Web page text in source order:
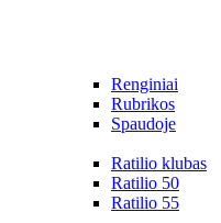
Renginiai
Rubrikos
Spaudoje
Ratilio klubas
Ratilio 50
Ratilio 55